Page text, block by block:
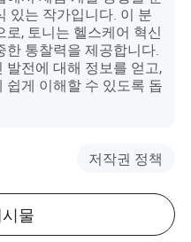
있는 작가입니다. 이 분
, 토니는 헬스케어 혁신
한 통찰력을 제공합니다.
전에 대해 정보를 얻고,
게 이해할 수 있도록 돕
저작권 정책
물